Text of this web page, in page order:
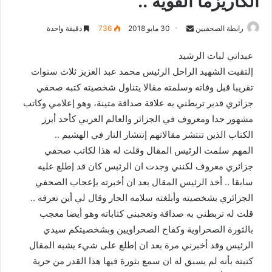
رابطة الصحفيين
n
d
a
n
e
30 مايو 2018 736 دقيقة واحدة
عبداتي لبات الرشيد
إلتقيت الشهيد الراحل الرئيس محمد عبد العزيز ثلاث سنوات
تقريبا قبل وفاته وسلمته مقالا يتناول شخصيته كتبه صحفي
جزائري قدير تربطني به علاقة صداقة متينة، وهو إعلامي وكاتب
مشهور جدا ومعروف في الجزائر والعالم العربي كأحد أبرز
الكتاب الذين تنتشر مقالاتهم إنتشار النار في الهشيم ..
المهم سلمت الرئيس المقال وقلت له هذا لكاتب صحفي
جزائري معروف لكنني وجدت ان الرئيس كان قد إطلع عليه
سابقا .. أخذ الرئيس المقال بعد ان أخبرته بإعجاب الصحفي
الجزائري بشخصيته وأبلغته سلامه الحار وقال لي أين تعرفه ..
قلت له تربطني به صداقة وتعجبني كتاباته وهو أيضا معجب
بالثورة الصحراوية وكفاح الصحراويين وبشخصيتكم سيدي
الرئيس وقد أخبرني مرة بعد ان إطلع على شيء يشبه المقال
كتبته بأنه لم يسبق له ان سمع بثورة فيها هذا القدر من حرية